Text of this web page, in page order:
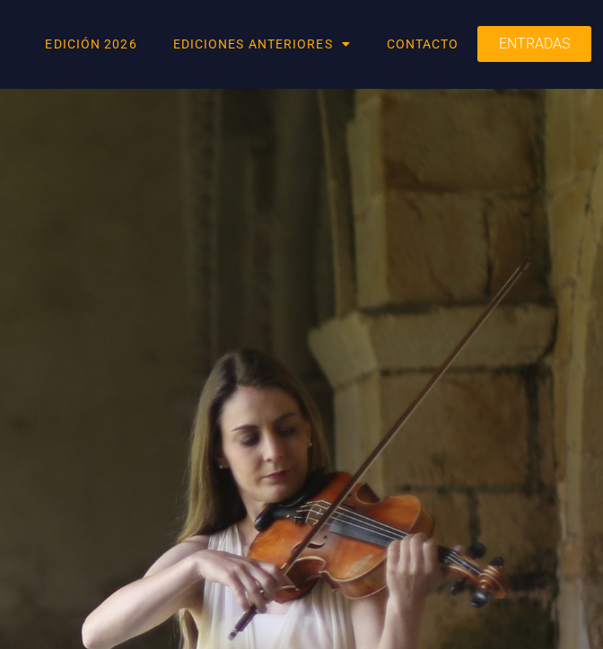
EDICIÓN 2026 EDICIONES ANTERIORES CONTACTO ENTRADAS